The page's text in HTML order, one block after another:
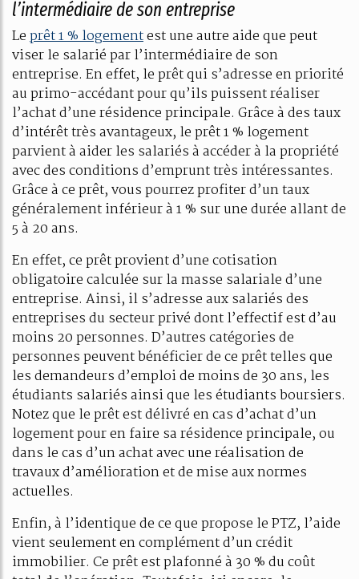
l’intermédiaire de son entreprise
Leprêt 1 % logementest une autre aide que peut
viser le salarié par l’intermédiaire de son
entreprise. En effet, le prêt qui s’adresse en priorité
au primo-accédant pour qu’ils puissent réaliser
l’achat d’une résidence principale. Grâce à des taux
d’intérêt très avantageux, le prêt 1 % logement
parvient à aider les salariés à accéder à la propriété
avec des conditions d’emprunt très intéressantes.
Grâce à ce prêt, vous pourrez profiter d’un taux
généralement inférieur à 1 % sur une durée allant de
5 à 20 ans.
En effet, ce prêt provient d’une cotisation
obligatoire calculée sur la masse salariale d’une
entreprise. Ainsi, il s’adresse aux salariés des
entreprises du secteur privé dont l’effectif est d’au
moins 20 personnes. D’autres catégories de
personnes peuvent bénéficier de ce prêt telles que
les demandeurs d’emploi de moins de 30 ans, les
étudiants salariés ainsi que les étudiants boursiers.
Notez que le prêt est délivré en cas d’achat d’un
logement pour en faire sa résidence principale, ou
dans le cas d’un achat avec une réalisation de
travaux d’amélioration et de mise aux normes
actuelles.
Enfin, à l’identique de ce que propose le PTZ, l’aide
vient seulement en complément d’un crédit
immobilier. Ce prêt est plafonné à 30 % du coût